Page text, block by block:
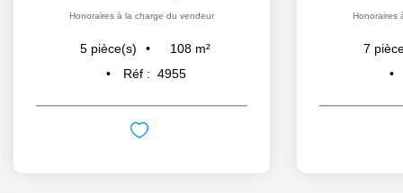
Honoraires à la charge du vendeur
5 pièce(s) 108 m²
Réf : 4955
Honoraires
7